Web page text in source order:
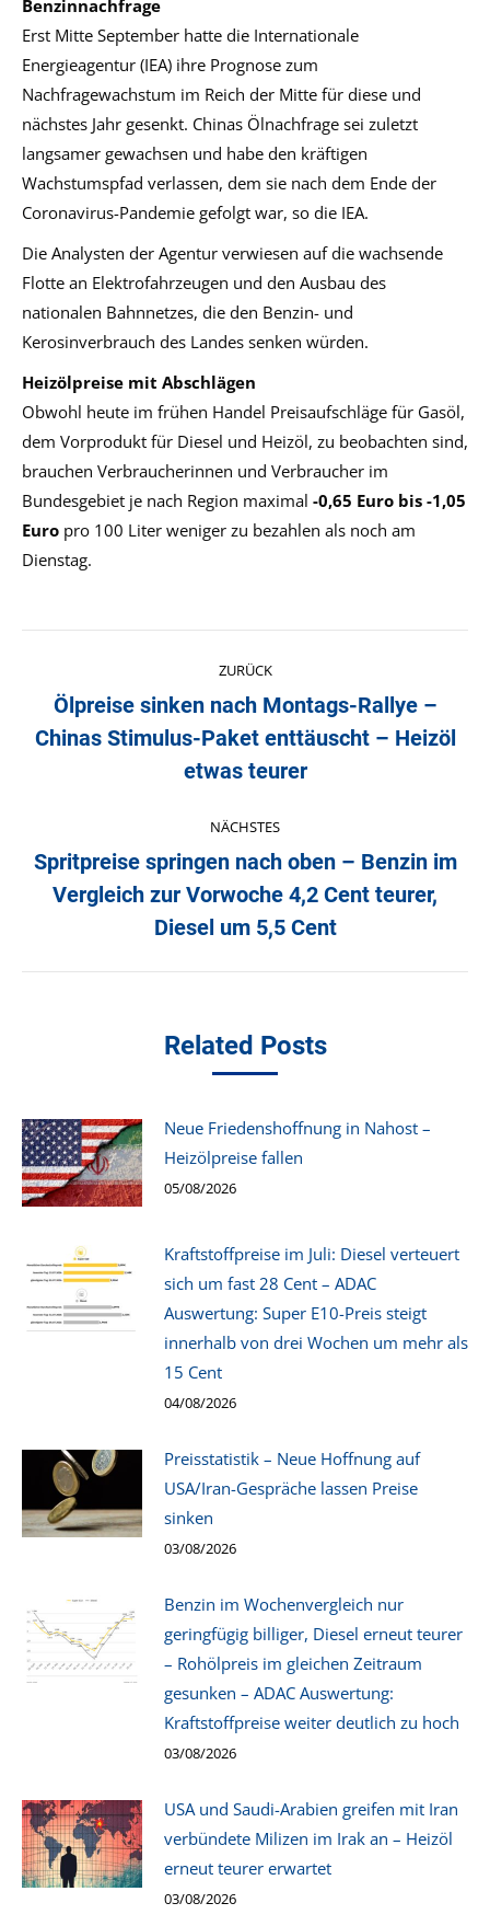
Benzinnachfrage
Erst Mitte September hatte die Internationale
Energieagentur (IEA) ihre Prognose zum
Nachfragewachstum im Reich der Mitte für diese und
nächstes Jahr gesenkt. Chinas Ölnachfrage sei zuletzt
langsamer gewachsen und habe den kräftigen
Wachstumspfad verlassen, dem sie nach dem Ende der
Coronavirus-Pandemie gefolgt war, so die IEA.
Die Analysten der Agentur verwiesen auf die wachsende
Flotte an Elektrofahrzeugen und den Ausbau des
nationalen Bahnnetzes, die den Benzin- und
Kerosinverbrauch des Landes senken würden.
Heizölpreise mit Abschlägen
Obwohl heute im frühen Handel Preisaufschläge für Gasöl,
dem Vorprodukt für Diesel und Heizöl, zu beobachten sind,
brauchen Verbraucherinnen und Verbraucher im
Bundesgebiet je nach Region maximal -0,65 Euro bis -1,05
Euro pro 100 Liter weniger zu bezahlen als noch am
Dienstag.
Kommentarnavigation
ZURÜCK
Vorheriger
Beitrag:
Ölpreise sinken nach Montags-Rallye –
Chinas Stimulus-Paket enttäuscht – Heizöl
etwas teurer
NÄCHSTES
Nächster
Beitrag:
Spritpreise springen nach oben – Benzin im
Vergleich zur Vorwoche 4,2 Cent teurer,
Diesel um 5,5 Cent
Related Posts
Neue Friedenshoffnung in Nahost –
Heizölpreise fallen
05/08/2026
Kraftstoffpreise im Juli: Diesel verteuert
sich um fast 28 Cent – ADAC
Auswertung: Super E10-Preis steigt
innerhalb von drei Wochen um mehr als
15 Cent
04/08/2026
Preisstatistik – Neue Hoffnung auf
USA/Iran-Gespräche lassen Preise
sinken
03/08/2026
Benzin im Wochenvergleich nur
geringfügig billiger, Diesel erneut teurer
– Rohölpreis im gleichen Zeitraum
gesunken – ADAC Auswertung:
Kraftstoffpreise weiter deutlich zu hoch
03/08/2026
USA und Saudi-Arabien greifen mit Iran
verbündete Milizen im Irak an – Heizöl
erneut teurer erwartet
03/08/2026